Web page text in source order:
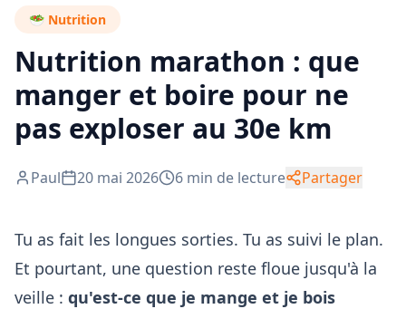
🥗 Nutrition
Nutrition marathon : que
manger et boire pour ne
pas exploser au 30e km
Paul 20 mai 2026 6 min de lecture Partager
Tu as fait les longues sorties. Tu as suivi le plan.
Et pourtant, une question reste floue jusqu'à la
veille : qu'est-ce que je mange et je bois